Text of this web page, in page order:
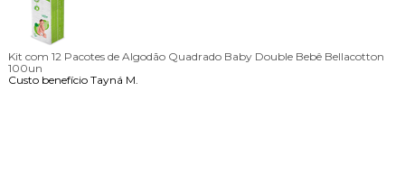
Kit com 12 Pacotes de Algodão Quadrado Baby Double Bebê Bellacotton
100un
Custo benefício Tayná M.